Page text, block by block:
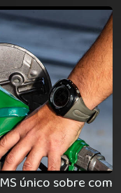
único sobre